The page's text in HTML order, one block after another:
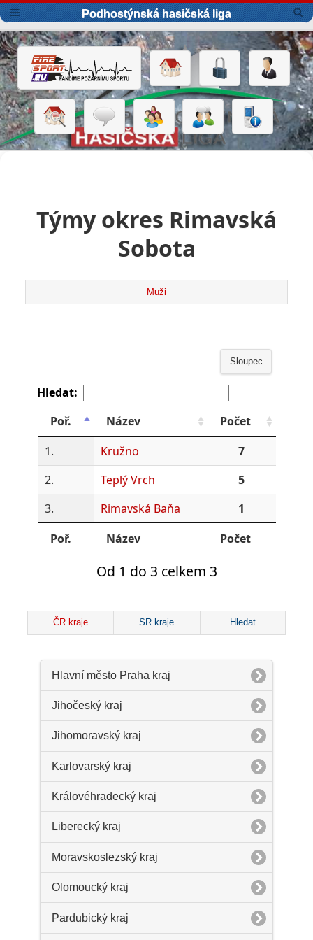
Podhostýnská hasičská liga
Týmy okres Rimavská
Sobota
Muži
Sloupec
Hledat:
Poř.
Název
Počet
1.
Kružno
7
2.
Teplý Vrch
5
3.
Rimavská Baňa
1
Poř.
Název Počet
Od 1 do 3 celkem 3
ČR kraje SR kraje Hledat
Hlavní město Praha kraj
Jihočeský kraj
Jihomoravský kraj
Karlovarský kraj
Královéhradecký kraj
Liberecký kraj
Moravskoslezský kraj
Olomoucký kraj
Pardubický kraj